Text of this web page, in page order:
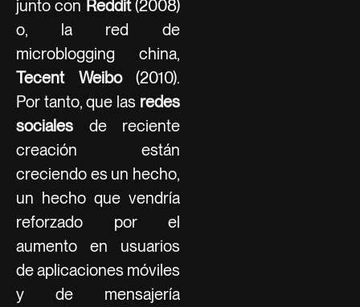
junto con Reddit(2008)
o, la red de
microblogging china,
Tecent Weibo(2010).
Por tanto, que las redes
sociales de reciente
creación están
creciendo es un hecho,
un hecho que vendría
reforzado por el
aumento en usuarios
de aplicaciones móviles
y de mensajería